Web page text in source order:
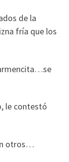
de la
fría que los
le contestó
otros…